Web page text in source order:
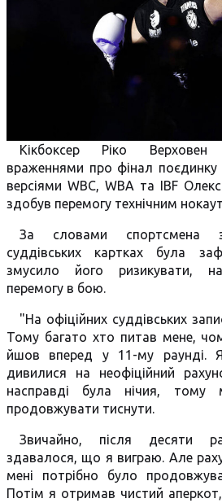
Кікбоксер Ріко Верховен
враженнями про фінал поєдинку
версіями WBC, WBA та IBF
здобув перемогу технічним
За словами спортсмена
суддівських картках була
змусило його ризикувати,
перемогу в бою.
"На офіційних суддівських
Тому багато хто питав мене,
йшов вперед у 11-му раунді.
дивилися на неофіційний
насправді була нічия, тому
продовжувати тиснути.
Звичайно, після десяти
здавалося, що я виграю. Але
мені потрібно було
Потім я отримав чистий